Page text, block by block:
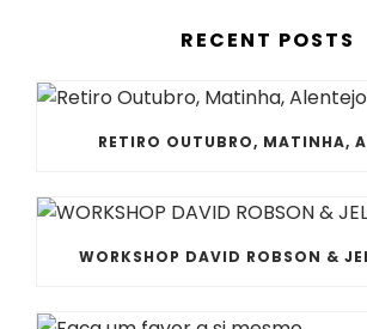
RECENT POSTS
RETIRO OUTUBRO, MATINHA,
WORKSHOP DAVID ROBSON &